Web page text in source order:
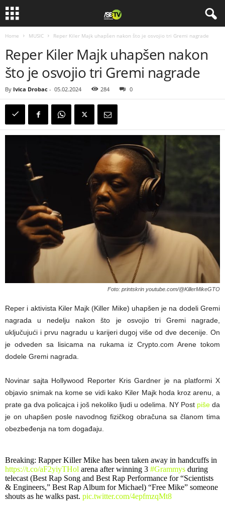
Home MUSIC Reper Kiler Majk uhapšen nakon što je osvojio tri Gremi nagrade
Reper Kiler Majk uhapšen nakon
što je osvojio tri Gremi nagrade
By Ivica Drobac - 05.02.2024 284 0
Foto: printskrin youtube.com/@KillerMikeGTO
Reper i aktivista Kiler Majk (Killer Mike) uhapšen je na dodeli Gremi
nagrada u nedelju nakon što je osvojio tri Gremi nagrade,
uključujući i prvu nagradu u karijeri dugoj više od dve decenije. On
je odveden sa lisicama na rukama iz Crypto.com Arene tokom
dodele Gremi nagrada.
Novinar sajta Hollywood Reporter Kris Gardner je na platformi X
objavio snimak na kome se vidi kako Kiler Majk hoda kroz arenu, a
prate ga dva policajca i još nekoliko ljudi u odelima. NY Post piše da
je on uhapšen posle navodnog fizičkog obračuna sa članom tima
obezbeđenja na tom događaju.
Breaking: Rapper Killer Mike has been taken away in handcuffs in
https://t.co/aF2yiyTHol arena after winning 3 #Grammys during
telecast (Best Rap Song and Best Rap Performance for “Scientists
& Engineers,” Best Rap Album for Michael) “Free Mike” someone
shouts as he walks past. pic.twitter.com/4epfmzqMt8